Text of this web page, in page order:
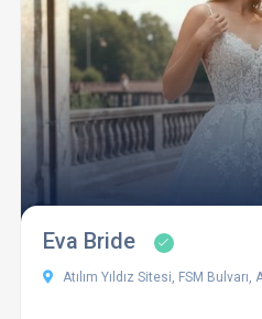
Eva Bride
Atılım Yıldız Sitesi, FSM Bulvarı, Avcı